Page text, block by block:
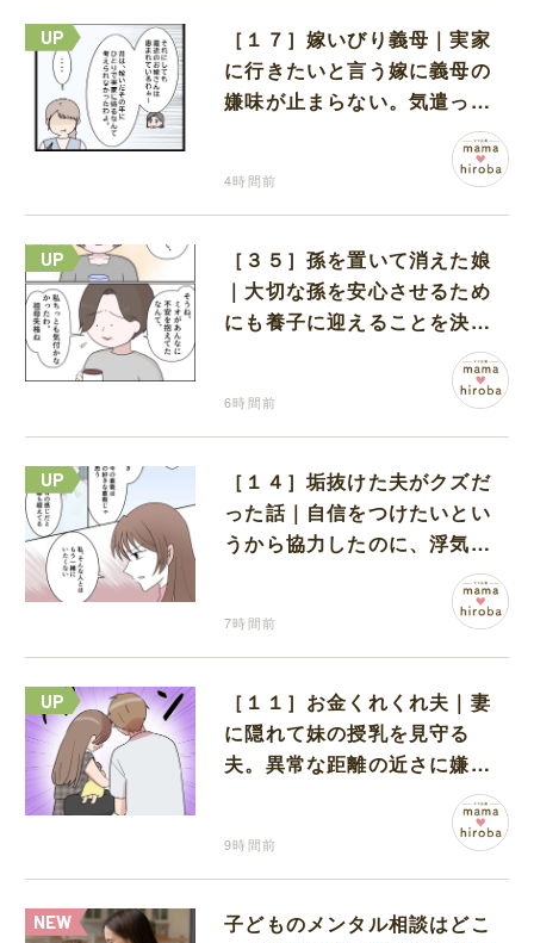
［１７］嫁いびり義母｜実家
に行きたいと言う嫁に義母の
嫌味が止まらない。気遣って
4時間前
［３５］孫を置いて消えた娘
｜大切な孫を安心させるため
にも養子に迎えることを決心
6時間前
［１４］垢抜けた夫がクズだ
った話｜自信をつけたいとい
うから協力したのに、浮気と
7時間前
［１１］お金くれくれ夫｜妻
に隠れて妹の授乳を見守る
夫。異常な距離の近さに嫌悪
9時間前
子どものメンタル相談はどこ